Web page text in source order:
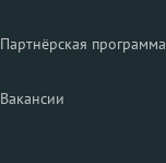
Партнёрская программа
Вакансии